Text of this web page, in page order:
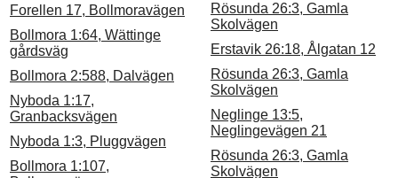
Forellen 17, Bollmoravägen
Bollmora 1:64, Wättinge
gårdsväg
Bollmora 2:588, Dalvägen
Nyboda 1:17,
Granbacksvägen
Nyboda 1:3, Pluggvägen
Bollmora 1:107,
Rösunda 26:3, Gamla
Skolvägen
Erstavik 26:18, Ålgatan 12
Rösunda 26:3, Gamla
Skolvägen
Neglinge 13:5,
Neglingevägen 21
Rösunda 26:3, Gamla
Skolvägen